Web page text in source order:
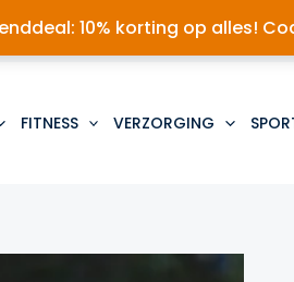
10% korting op alles!
FITNESS VERZORGING